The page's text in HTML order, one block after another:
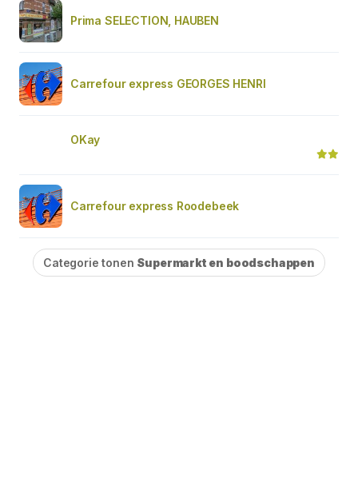
Prima SELECTION, HAUBEN
Carrefour express GEORGES HENRI
OKay
Carrefour express Roodebeek
Categorie tonen Supermarkt en boodschappen